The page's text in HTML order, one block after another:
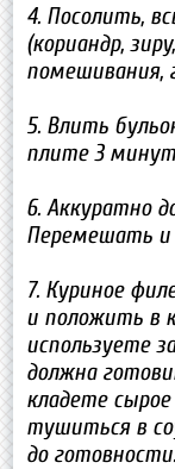
4. Посолить,
(кориандр,
5. Влить
плите 3
6. Аккуратно
Перемешать и
7. Куриное
и положить в
используете
должна
кладете
тушиться в
до готовности.